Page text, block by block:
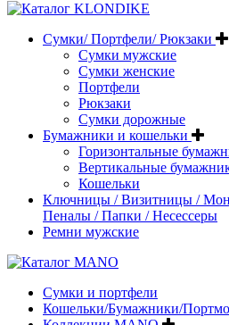
Сумки/ Портфели/ Рюкзаки
Сумки мужские
Сумки женские
Портфели
Рюкзаки
Сумки дорожные
Бумажники и кошельки
Горизонтальные
Вертикальные
Кошельки
Ключницы / Визитницы /
Пеналы / Папки / Несессеры
Ремни мужские
Сумки и портфели
Кошельки/Бумажники/